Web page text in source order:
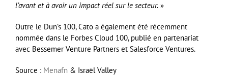
l’avant et à avoir un impact réel sur le secteur. »
Outre le Dun’s 100, Cato a également été récemment
nommée dans le Forbes Cloud 100, publié en partenariat
avec Bessemer Venture Partners et Salesforce Ventures.
Source : Menafn & Israël Valley